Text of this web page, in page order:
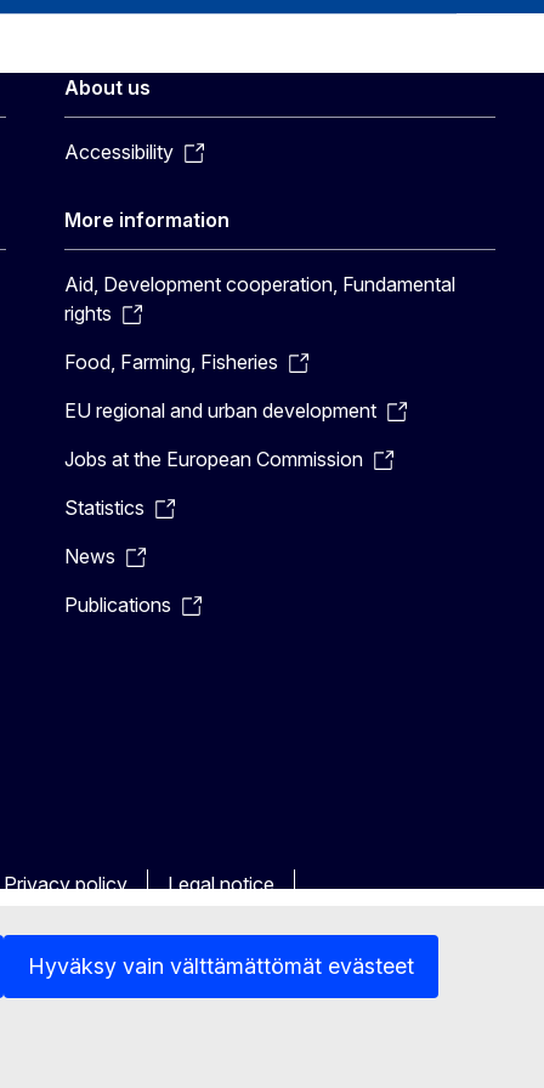
Hyväksy vain välttämättömät evästeet
About us
Accessibility
More information
Aid, Development cooperation, Fundamental
rights
Food, Farming, Fisheries
EU regional and urban development
Jobs at the European Commission
Statistics
News
Publications
Privacy policy Legal notice